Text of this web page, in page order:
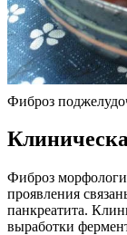
Фиброз
Фиброз
проявления
панкреатита.
выработки